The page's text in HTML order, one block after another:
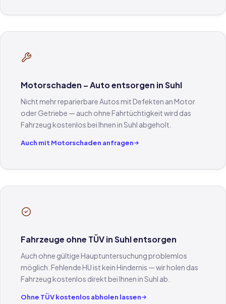
Motorschaden – Auto entsorgen in Suhl
Nicht mehr reparierbare Autos mit Defekten an Motor
oder Getriebe — auch ohne Fahrtüchtigkeit wird das
Fahrzeug kostenlos bei Ihnen in Suhl abgeholt.
Auch mit Motorschaden anfragen
Fahrzeuge ohne TÜV in Suhl entsorgen
Auch ohne gültige Hauptuntersuchung problemlos
möglich. Fehlende HU ist kein Hindernis — wir holen das
Fahrzeug kostenlos direkt bei Ihnen in Suhl ab.
Ohne TÜV kostenlos abholen lassen